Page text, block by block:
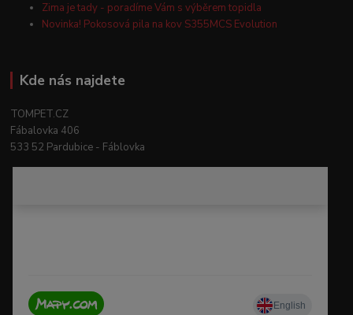
Zima je tady - poradíme Vám s výběrem topidla
Novinka! Pokosová pila na kov S355MCS Evolution
Kde nás najdete
TOMPET.CZ
Fábalovka 406
533 52 Pardubice - Fáblovka